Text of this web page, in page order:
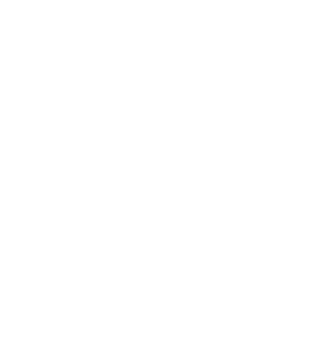
elenco de artistas que ofrecieron un
de una ingeniosa maestra de
mujer forzuda, malabaristas,
espectáculo de humor.
de la BBC», que culminaría en la
y de un dj antes y después de este